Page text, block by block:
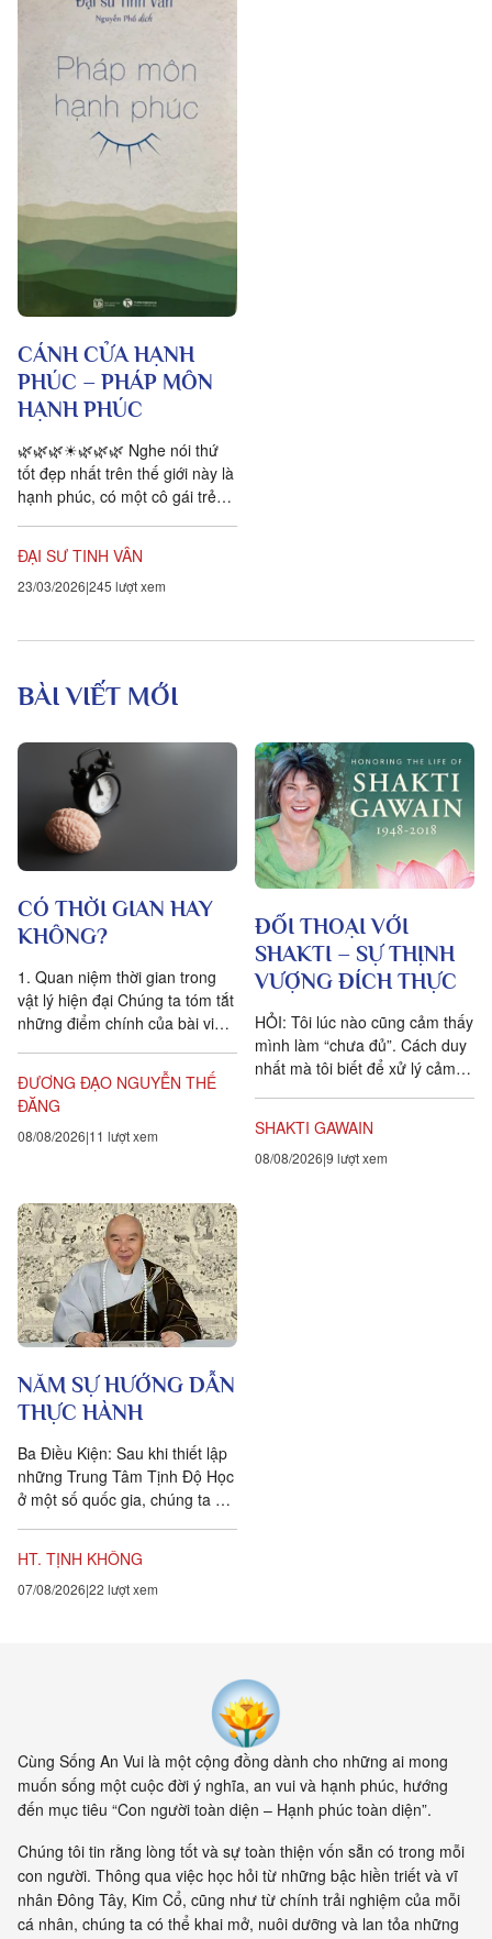
CÁNH CỬA HẠNH
PHÚC – PHÁP MÔN
HẠNH PHÚC
🌿🌿🌿☀🌿🌿🌿 Nghe nói thứ
tốt đẹp nhất trên thế giới này là
hạnh phúc, có một cô gái trẻ
dáng của hạnh phúc như...
ĐẠI SƯ TINH VÂN
23/03/2026 245 lượt xem
BÀI VIẾT MỚI
CÓ THỜI GIAN HAY
KHÔNG?
1. Quan niệm thời gian trong
vật lý hiện đại Chúng ta tóm tắt
những điểm chính của bài viết
Triết học Craig...
ĐƯƠNG ĐẠO NGUYỄN THẾ
ĐĂNG
08/08/2026 11 lượt xem
ĐỐI THOẠI VỚI
SHAKTI – SỰ THỊNH
VƯỢNG ĐÍCH THỰC
HỎI: Tôi lúc nào cũng cảm thấy
mình làm “chưa đủ”. Cách duy
nhất mà tôi biết để xử lý cảm
SHAKTI GAWAIN
08/08/2026 9 lượt xem
NĂM SỰ HƯỚNG DẪN
THỰC HÀNH
Ba Điều Kiện: Sau khi thiết lập
những Trung Tâm Tịnh Độ Học
ở một số quốc gia, chúng ta đặt
hành giả Tịnh...
HT. TỊNH KHÔNG
07/08/2026 22 lượt xem
Cùng Sống An Vui là một cộng đồng dành cho những ai mong
muốn sống một cuộc đời ý nghĩa, an vui và hạnh phúc, hướng
đến mục tiêu “Con người toàn diện – Hạnh phúc toàn diện”.
Chúng tôi tin rằng lòng tốt và sự toàn thiện vốn sẵn có trong mỗi
con người. Thông qua việc học hỏi từ những bậc hiền triết và vĩ
nhân Đông Tây, Kim Cổ, cũng như từ chính trải nghiệm của mỗi
cá nhân, chúng ta có thể khai mở, nuôi dưỡng và lan tỏa những